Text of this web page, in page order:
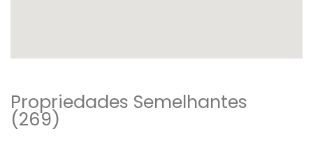
Propriedades Semelhantes
(269)